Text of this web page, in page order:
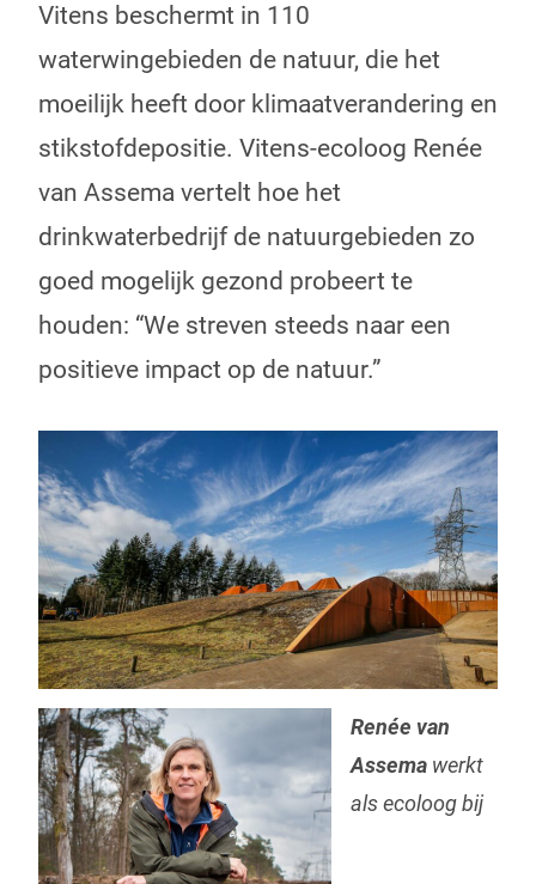
Vitens beschermt in 110
waterwingebieden de natuur, die het
moeilijk heeft door klimaatverandering en
stikstofdepositie. Vitens-ecoloog Renée
van Assema vertelt hoe het
drinkwaterbedrijf de natuurgebieden zo
goed mogelijk gezond probeert te
houden: “We streven steeds naar een
positieve impact op de natuur.”
Renée van
Assema werkt
als ecoloog bij